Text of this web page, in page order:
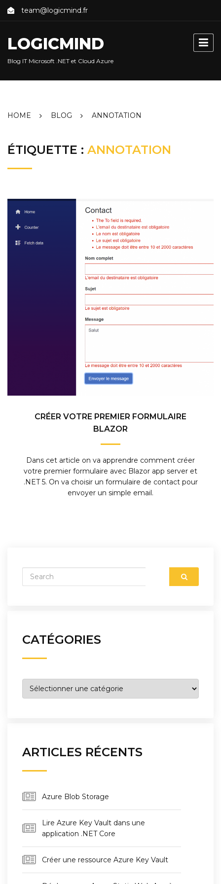
Skip
team@logicmind.fr
LOGICMIND
Blog IT Microsoft .NET et Cloud Azure
HOME BLOG ANNOTATION
ÉTIQUETTE : ANNOTATION
CRÉER VOTRE PREMIER FORMULAIRE
BLAZOR
Dans cet article on va apprendre comment créer
votre premier formulaire avec Blazor app server et
.NET 5. On va choisir un formulaire de contact pour
envoyer un simple email.
CATÉGORIES
Catégories
ARTICLES RÉCENTS
Azure Blob Storage
Lire Azure Key Vault dans une
application .NET Core
Créer une ressource Azure Key Vault